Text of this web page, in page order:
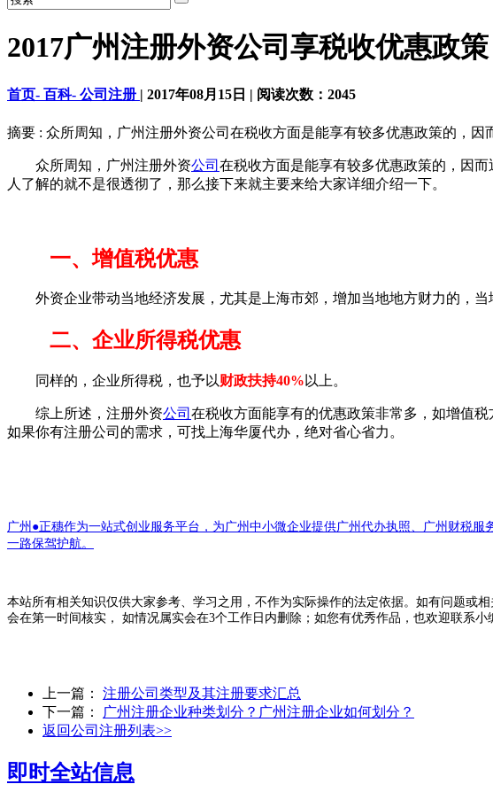
2017广州注册外资公司享税收优惠政策
首页- 百科- 公司注册 | 2017年08月15日 | 阅读次数： 2045
摘要 : 众所周知，广州注册外资公司在税收方面是能享有较多优惠政策的，
众所周知，广州注册外资公司 在税收方面是能享有较多优惠政策的，因
人了解的就不是很透彻了，那么接下来就主要来给大家详细介绍一下。
一、增值税优惠
外资企业带动当地经济发展，尤其是上海市郊，增加当地地方财力的，当
二、企业所得税优惠
同样的，企业所得税，也予以财政扶持40% 以上。
综上所述，注册外资公司 在税收方面能享有的优惠政策非常多，如增值
如果你有注册公司的需求，可找上海华厦代办，绝对省心省力。
广州●正穗作为一站式创业服务平台，为广州中小微企业提供广州代办执照、广州财税
一路保驾护航。
本站所有相关知识仅供大家参考、学习之用，不作为实际操作的法定依据。如有问题或
会在第一时间核实， 如情况属实会在3个工作日内删除；如您有优秀作品，也欢迎联系小
上一篇： 注册公司类型及其注册要求汇总
下一篇：
广州注册企业种类划分？广州注册企业如何划分？
返回公司注册列表>>
即时全站信息